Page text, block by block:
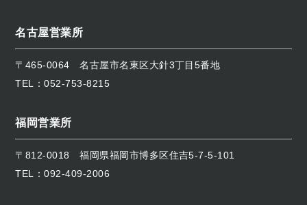
名古屋営業所
〒465-0064
名古屋市名東区大針3丁目5番地
TEL：052-753-8215
福岡営業所
〒812-0018
福岡県福岡市博多区住吉5-7-5-101
TEL：092-409-2006